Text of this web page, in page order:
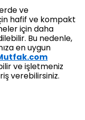
ve
hafif ve kompakt
için daha
Bu nedenle,
en uygun
ve işletmeniz
verebilirsiniz.